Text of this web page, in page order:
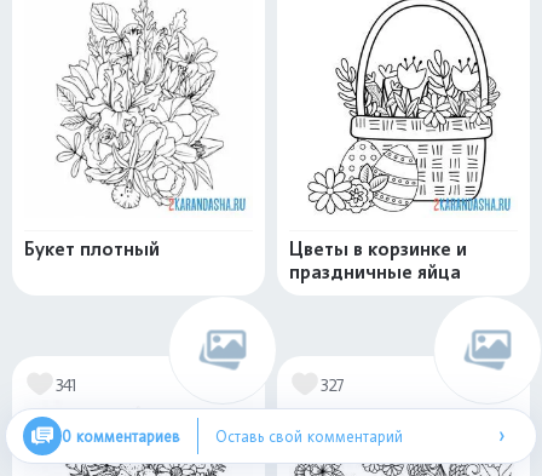
Букет плотный
Цветы в корзинке и
праздничные яйца
341 327
0 комментариев Оставь свой комментарий ›